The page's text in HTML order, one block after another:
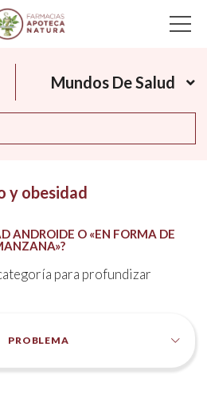
Mundos De Salud
y obesidad
ANDROIDE O «EN FORMA DE
para profundizar
PROBLEMA